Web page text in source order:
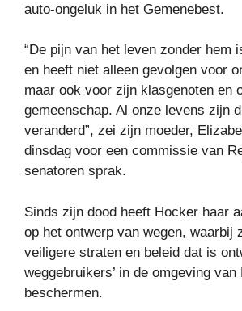
auto-ongeluk in het Gemenebest.
“De pijn van het leven zonder hem
en heeft niet alleen gevolgen voor
maar ook voor zijn klasgenoten en
gemeenschap. Al onze levens zijn
veranderd”, zei zijn moeder,
dinsdag voor een commissie van
senatoren sprak.
Sinds zijn dood heeft Hocker haar
op het ontwerp van wegen, waarbij
veiligere straten en beleid dat is
weggebruikers’ in de omgeving
beschermen.